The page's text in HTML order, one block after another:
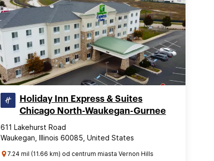
Holiday Inn Express & Suites
Chicago North-Waukegan-Gurnee
611 Lakehurst Road
Waukegan, Illinois 60085, United States
7.24 mil (11.66 km) od centrum miasta Vernon Hills